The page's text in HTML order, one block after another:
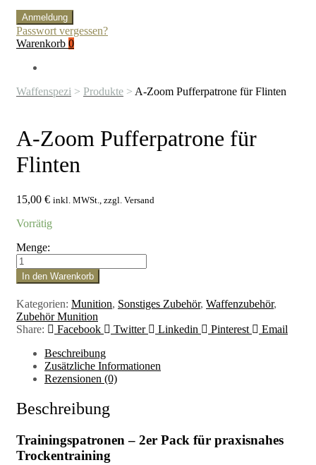
Anmeldung
Passwort vergessen?
Warenkorb 0
Waffenspezi > Produkte > A-Zoom Pufferpatrone für Flinten
A-Zoom Pufferpatrone für
Flinten
15,00 € inkl. MWSt., zzgl. Versand
Vorrätig
Menge:
A-
Zoom
Pufferpatrone
für
Flinten
Menge
In den Warenkorb
Kategorien: Munition, Sonstiges Zubehör, Waffenzubehör,
Zubehör Munition
Share:
Facebook Twitter Linkedin Pinterest
Email
Beschreibung
Zusätzliche Informationen
Rezensionen (0)
Beschreibung
Trainingspatronen – 2er Pack für praxisnahes
Trockentraining